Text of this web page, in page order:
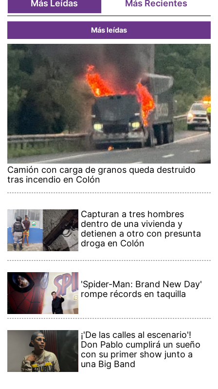
Más Leídas Más Recientes
Más leídas
Camión con carga de granos queda destruido
tras incendio en Colón
Capturan a tres hombres
dentro de una vivienda y
detienen a otro con presunta
droga en Colón
'Spider-Man: Brand New Day'
rompe récords en taquilla
¡'De las calles al escenario'!
Don Pablo cumplirá un sueño
con su primer show junto a
una Big Band